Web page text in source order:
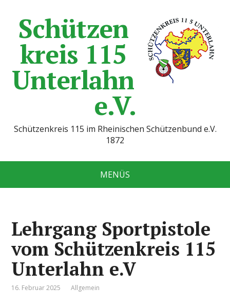
Schützen
kreis 115
Unterlahn
e.V.
Schützenkreis 115 im Rheinischen Schützenbund e.V.
1872
MENÜS
Lehrgang Sportpistole
vom Schützenkreis 115
Unterlahn e.V
16. Februar 2025 Allgemein